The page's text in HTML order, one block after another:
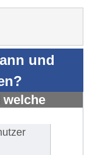
und
welche